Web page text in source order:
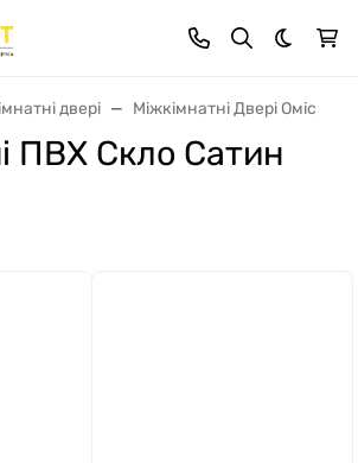
Dark
двері Міжкімнатні Двері Оміс
ПВХ Скло Сатин